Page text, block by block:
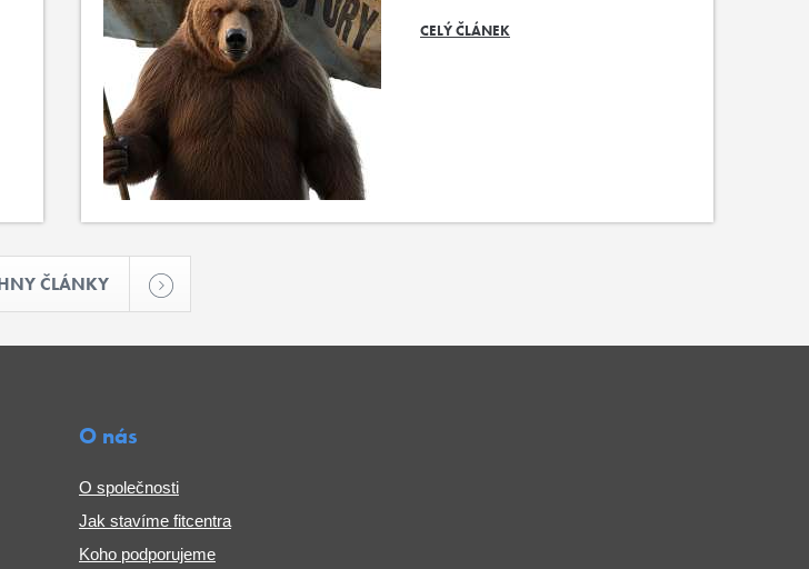
CELÝ ČLÁNEK
ČLÁNKY
O nás
O společnosti
Jak stavíme fitcentra
Koho podporujeme